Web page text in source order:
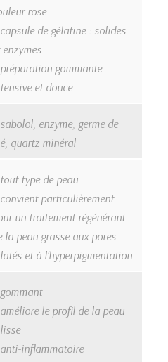
rose
de gélatine : solides
enzymes
gommante
et douce
enzyme, germe de
quartz minéral
type de peau
particulièrement
un traitement régénérant
la peau grasse aux pores
et à l’hyperpigmentation
le profil de la peau
inflammatoire